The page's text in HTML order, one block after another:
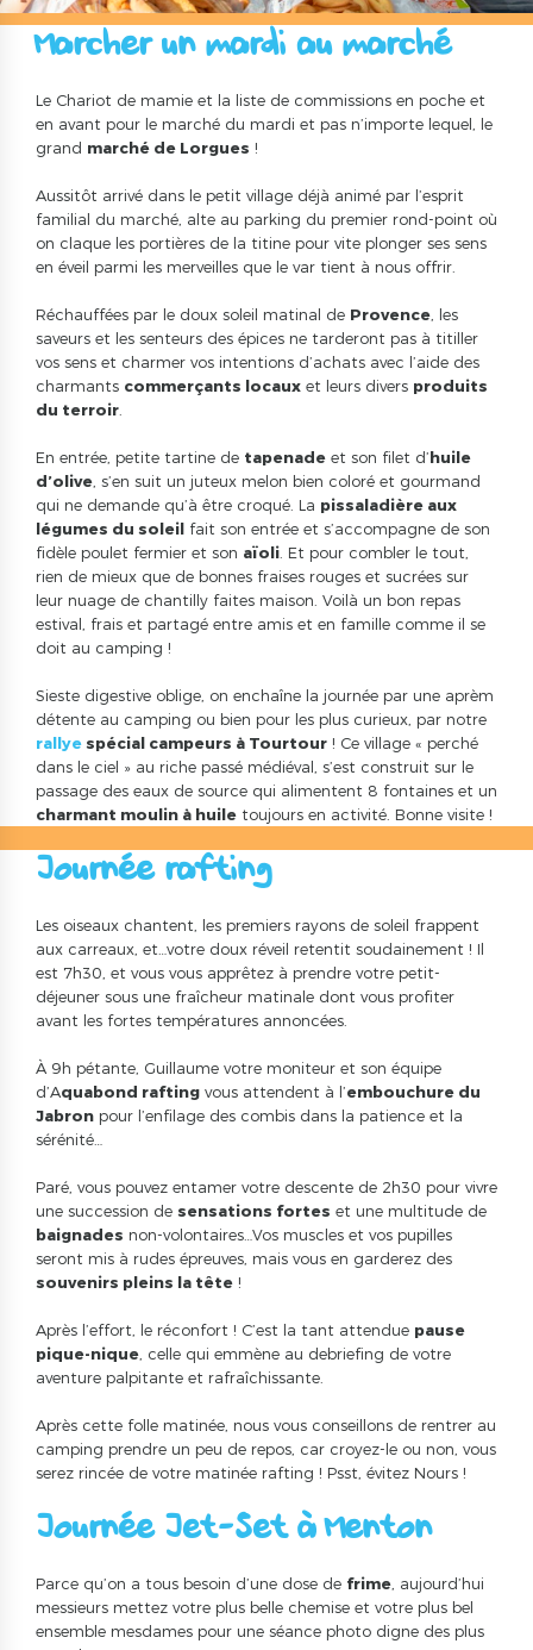
Marcher un mardi au marché !
Le Chariot de mamie et la liste de commissions en poche et
en avant pour le marché du mardi et pas n’importe lequel, le
grand marché de Lorgues !
Aussitôt arrivé dans le petit village déjà animé par l’esprit
familial du marché, alte au parking du premier rond-point où
on claque les portières de la titine pour vite plonger ses sens
en éveil parmi les merveilles que le var tient à nous offrir.
Réchauffées par le doux soleil matinal de Provence , les
saveurs et les senteurs des épices ne tarderont pas à titiller
vos sens et charmer vos intentions d’achats avec l’aide des
charmants commerçants locaux et leurs divers produits
du terroir
En entrée, petite tartine de tapenade et son filet d’huile
d’olive , s’en suit un juteux melon bien coloré et gourmand
qui ne demande qu’à être croqué. La pissaladière aux
légumes du soleil fait son entrée et s’accompagne de son
fidèle poulet fermier et son aïoli . Et pour combler le tout,
rien de mieux que de bonnes fraises rouges et sucrées sur
leur nuage de chantilly faites maison. Voilà un bon repas
estival, frais et partagé entre amis et en famille comme il se
doit au camping !
Sieste digestive oblige, on enchaîne la journée par une aprèm
détente au camping ou bien pour les plus curieux, par notre
rallyespécial campeurs à Tourtour ! Ce village « perché
dans le ciel » au riche passé médiéval, s’est construit sur le
passage des eaux de source qui alimentent 8 fontaines et un
charmant moulin à huile toujours en activité. Bonne visite !
Journée rafting !
Les oiseaux chantent, les premiers rayons de soleil frappent
aux carreaux, et…votre doux réveil retentit soudainement ! Il
est 7h30, et vous vous apprêtez à prendre votre petit-
déjeuner sous une fraîcheur matinale dont vous profiter
avant les fortes températures annoncées.
À 9h pétante, Guillaume votre moniteur et son équipe
d’Aquabond rafting vous attendent à l’embouchure du
Jabron pour l’enfilage des combis dans la patience et la
sérénité…
Paré, vous pouvez entamer votre descente de 2h30 pour vivre
une succession de sensations fortes et une multitude de
baignades non-volontaires…Vos muscles et vos pupilles
seront mis à rudes épreuves, mais vous en garderez des
souvenirs pleins la tête !
Après l’effort, le réconfort ! C’est la tant attendue pause
pique-nique , celle qui emmène au debriefing de votre
aventure palpitante et rafraîchissante.
Après cette folle matinée, nous vous conseillons de rentrer au
camping prendre un peu de repos, car croyez-le ou non, vous
serez rincée de votre matinée rafting ! Psst, évitez Nours !
Journée Jet-Set à Menton
Parce qu’on a tous besoin d’une dose de frime , aujourd’hui
messieurs mettez votre plus belle chemise et votre plus bel
ensemble mesdames pour une séance photo digne des plus